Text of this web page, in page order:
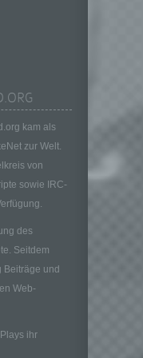
kam als
zur Welt.
von
sowie IRC-
des
Seitdem
Beiträge und
Web-
ihr
spezifischen
werden
Daten nicht
werden.
die Verarbeitung
Verarbeitung
Einrichtung
oder
die Zwecke
von
dieser
oder